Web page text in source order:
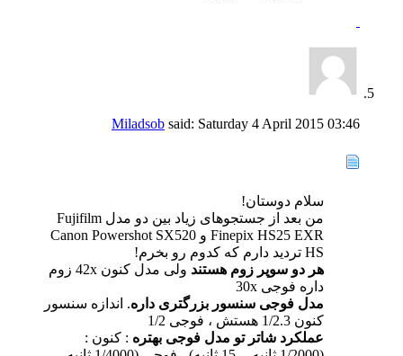
Miladsob said: Saturday 4 April 2015 03:46
سلام دوستان!
من بعد از جستجوهای زیاد بین دو مدل Fujifilm
Finepix HS25 EXR و Canon Powershot SX520
HS تردید دارم که کدوم رو بخرم!
هر دو سوپر زوم هستند
ولی مدل کنون 42x زوم
داره فوجی 30x
مدل فوجی سنسور بزرگتری داره. اندازه سنسور
کنون 1/2.3 هستش ، فوجی 1/2
عملکرد شاتر تو مدل فوجی بهتره : کنون :